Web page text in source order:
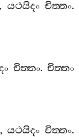
, යථයිදං චිත‍්තං.
චිත‍්තං.චිත‍්තං
,යථයිදං චිත‍්තං.